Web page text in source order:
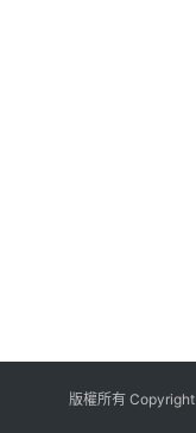
版權所有 Copyright